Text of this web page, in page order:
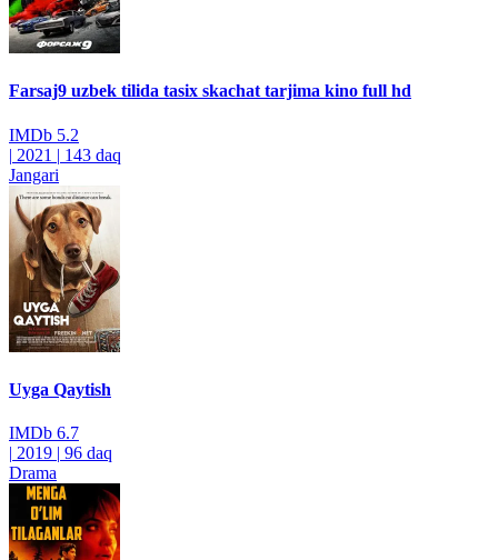
Farsaj9 uzbek tilida tasix skachat tarjima kino full hd
IMDb 5.2
| 2021 | 143 daq
Jangari
Uyga Qaytish
IMDb 6.7
| 2019 | 96 daq
Drama